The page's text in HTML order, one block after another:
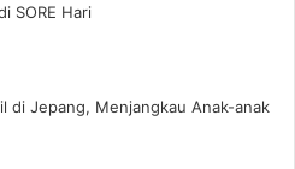
SORE Hari
di Jepang, Menjangkau Anak-anak